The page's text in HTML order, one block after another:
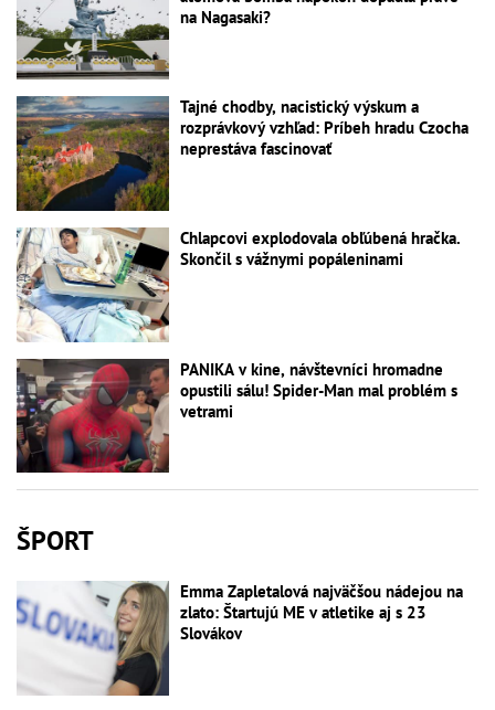
na Nagasaki?
Tajné chodby, nacistický výskum a
rozprávkový vzhľad: Príbeh hradu Czocha
neprestáva fascinovať
Chlapcovi explodovala obľúbená hračka.
Skončil s vážnymi popáleninami
PANIKA v kine, návštevníci hromadne
opustili sálu! Spider-Man mal problém s
vetrami
ŠPORT
Emma Zapletalová najväčšou nádejou na
zlato: Štartujú ME v atletike aj s 23
Slovákov